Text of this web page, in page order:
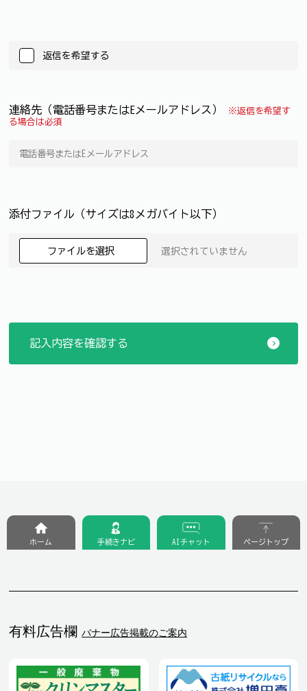
返信を希望する
連絡先（電話番号またはEメールアドレス）
※返信を希望す
る場合は必須
添付ファイル（サイズは8メガバイト以下）
ファイルを選択 選択されていません
有料広告欄 バナー広告掲載のご案内
ホーム 手続きナビ AIチャット ページトップ